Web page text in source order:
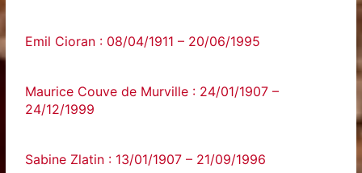
Emil Cioran : 08/04/1911 – 20/06/1995
Maurice Couve de Murville : 24/01/1907 –
24/12/1999
Sabine Zlatin : 13/01/1907 – 21/09/1996